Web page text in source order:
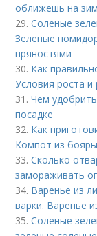
оближешь на
29.Соленые
Зеленые
пряностями
30. Как
Условия роста и
31.Чем
посадке
32. Как
Компот из
33.Сколько
замораживать
34. Варенье из
варки. Варенье
35.Соленые